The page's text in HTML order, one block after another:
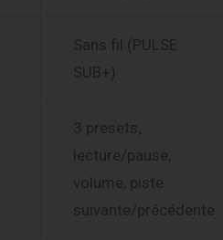
Sans fil (PULSE
SUB+)
3 presets,
lecture/pause,
volume, piste
suivante/précédente